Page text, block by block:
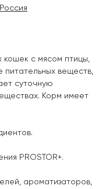
с мясом птицы,
веществ,
суточную
Корм имеет
PROSTOR+.
ароматизаторов,
Россия